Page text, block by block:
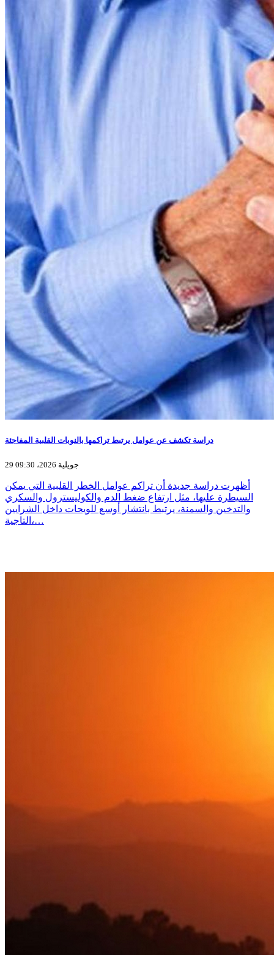
دراسة تكشف عن عوامل يرتبط تراكمها بالنوبات القلبية المفاجئة
29 جويلية 2026، 09:30
أظهرت دراسة جديدة أن تراكم عوامل الخطر القلبية التي يمكن
السيطرة عليها، مثل ارتفاع ضغط الدم والكوليسترول والسكري
والتدخين والسمنة، يرتبط بانتشار أوسع للويحات داخل الشرايين
التاجية،…